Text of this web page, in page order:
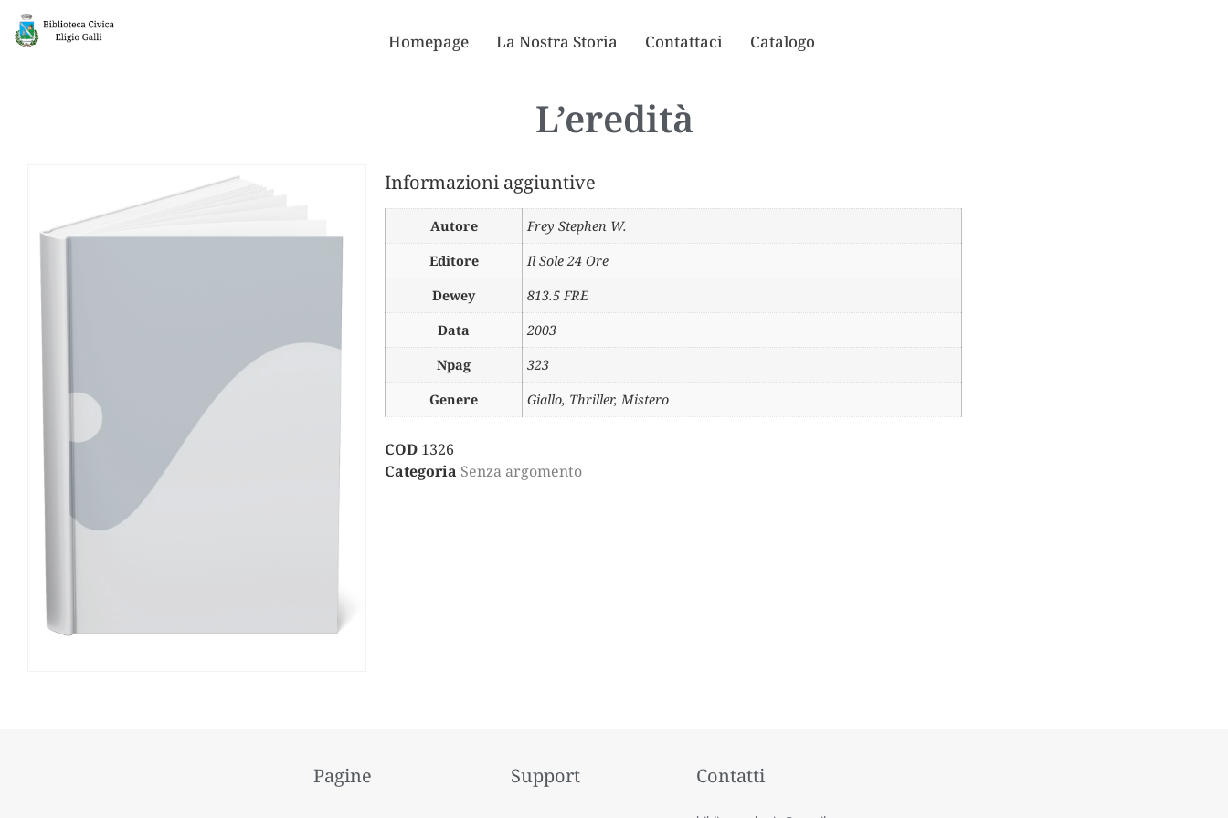
Homepage La Nostra Storia Contattaci Catalogo
L’eredità
Informazioni aggiuntive
Autore
Frey Stephen W.
Editore
Il Sole 24 Ore
Dewey
813.5 FRE
Data
2003
Npag
323
Genere
Giallo, Thriller, Mistero
COD 1326
Categoria Senza argomento
Pagine Support Contatti